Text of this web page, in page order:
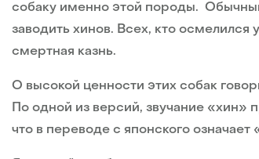
собаку именно этой породы.
заводить хинов. Всех, кто осмелился
смертная казнь.
О высокой ценности этих собак
По одной из версий, звучание «хин»
что в переводе с японского